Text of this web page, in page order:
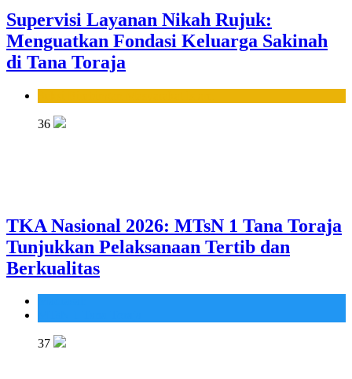
Supervisi Layanan Nikah Rujuk:
Menguatkan Fondasi Keluarga Sakinah
di Tana Toraja
36
TKA Nasional 2026: MTsN 1 Tana Toraja
Tunjukkan Pelaksanaan Tertib dan
Berkualitas
37